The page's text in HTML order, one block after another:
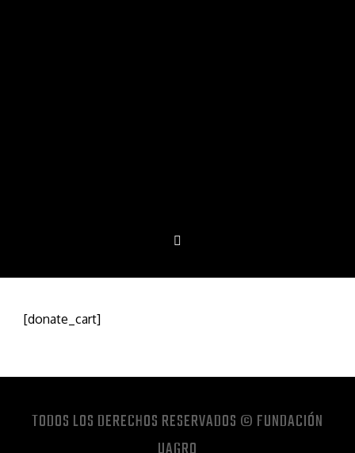
[donate_cart]
TODOS LOS DERECHOS RESERVADOS © FUNDACIÓN